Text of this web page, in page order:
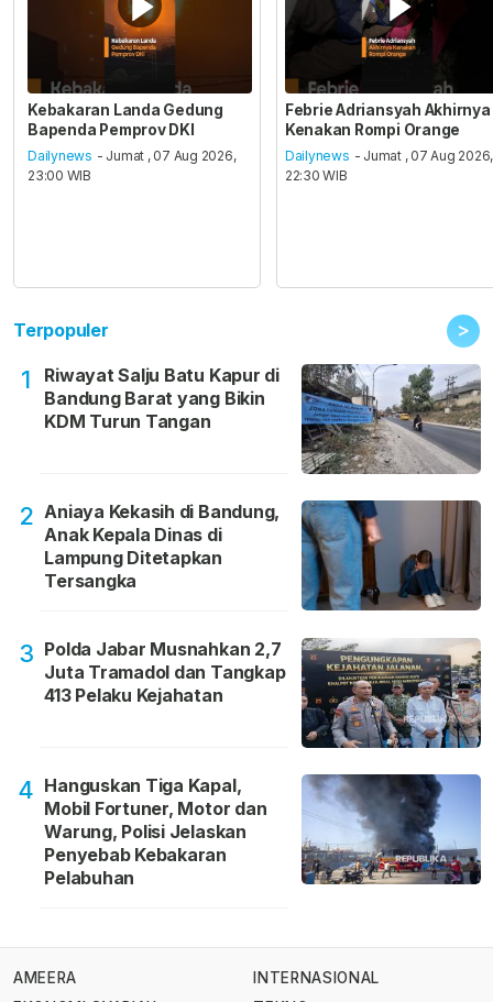
Kebakaran Landa Gedung
Bapenda Pemprov DKI
Dailynews - Jumat , 07 Aug 2026,
23:00 WIB
Febrie Adriansyah Akhirnya
Kenakan Rompi Orange
Dailynews - Jumat , 07 Aug 2026,
22:30 WIB
Terpopuler >
1
Riwayat Salju Batu Kapur di
Bandung Barat yang Bikin
KDM Turun Tangan
2 Aniaya Kekasih di Bandung,
Anak Kepala Dinas di
Lampung Ditetapkan
Tersangka
3 Polda Jabar Musnahkan 2,7
Juta Tramadol dan Tangkap
413 Pelaku Kejahatan
4 Hanguskan Tiga Kapal,
Mobil Fortuner, Motor dan
Warung, Polisi Jelaskan
Penyebab Kebakaran
Pelabuhan
AMEERA
INTERNASIONAL